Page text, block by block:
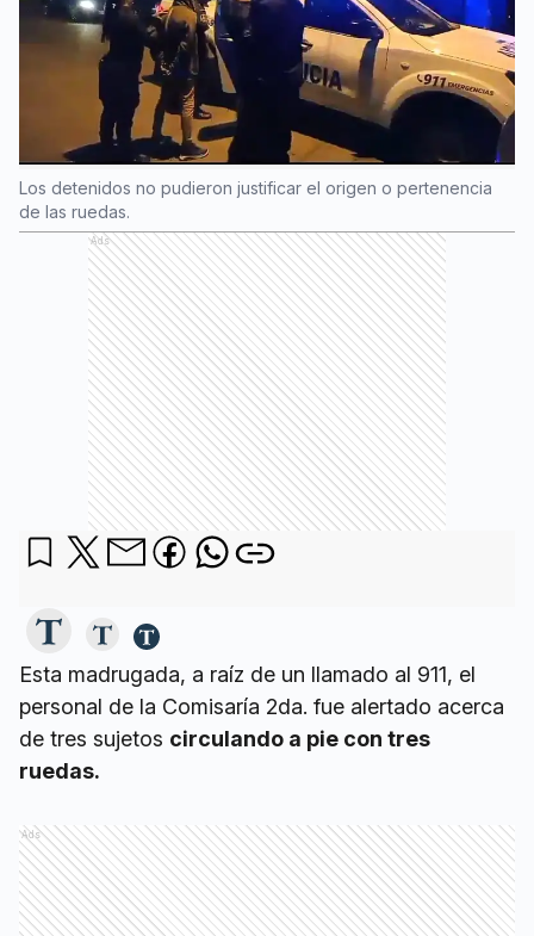
Los detenidos no pudieron justificar el origen o pertenencia
de las ruedas.
Ads
Esta madrugada, a raíz de un llamado al 911, el
personal de la Comisaría 2da. fue alertado acerca
de tres sujetos circulando a pie con tres
ruedas.
Ads